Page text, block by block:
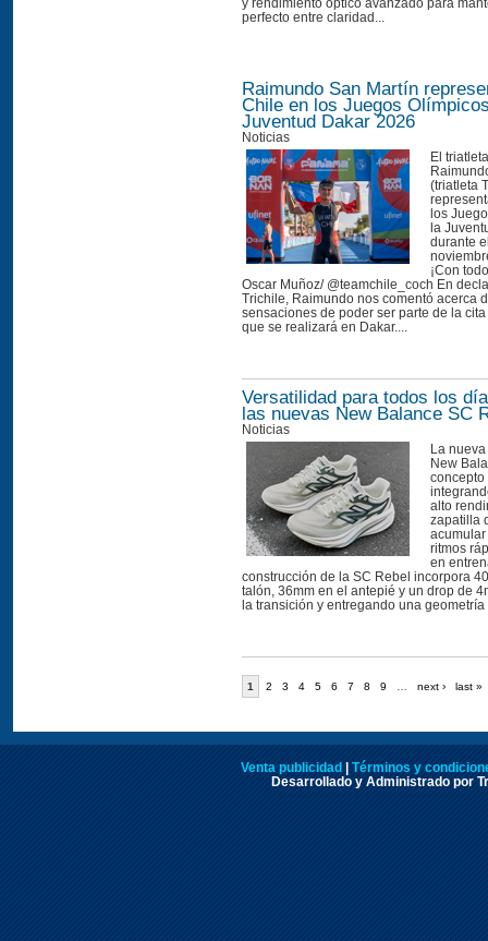
y rendimiento óptico avanzado para
perfecto entre claridad...
Raimundo San Martín
Chile en los Juegos
Juventud Dakar 2026
Noticias
El
(triatleta
los
la
durante
¡Con
Oscar Muñoz/ @teamchile_coch En
Trichile, Raimundo nos comentó acerca
sensaciones de poder ser parte de la
que se realizará en Dakar....
Versatilidad para todos los
las nuevas New Balance SC
Noticias
La
New
concepto
alto
zapatilla
ritmos
en
construcción de la SC Rebel incorpora
talón, 36mm en el antepié y un drop de
la transición y entregando una
1 2 3 4 5 6 7 8 9 … next › last »
Venta publicidad
Términos y
Desarrollado y Administrado por